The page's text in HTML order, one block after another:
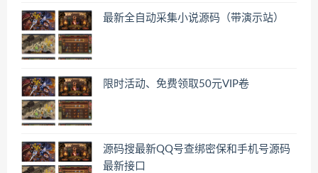
最新全自动采集小说源码（带演示站）
限时活动、免费领取50元VIP卷
源码搜最新QQ号查绑密保和手机号源码
最新接口